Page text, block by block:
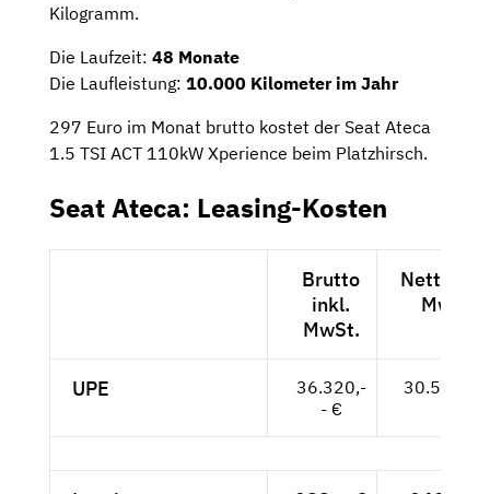
Kilogramm.
Die Laufzeit: 48 Monate
Die Laufleistung: 10.000 Kilometer im Jahr
297 Euro im Monat brutto kostet der Seat Ateca
1.5 TSI ACT 110kW Xperience beim Platzhirsch.
Seat Ateca: Leasing-Kosten
Brutto
inkl.
MwSt.
Netto
MwSt.
UPE
36.320,-
- €
30.521,--